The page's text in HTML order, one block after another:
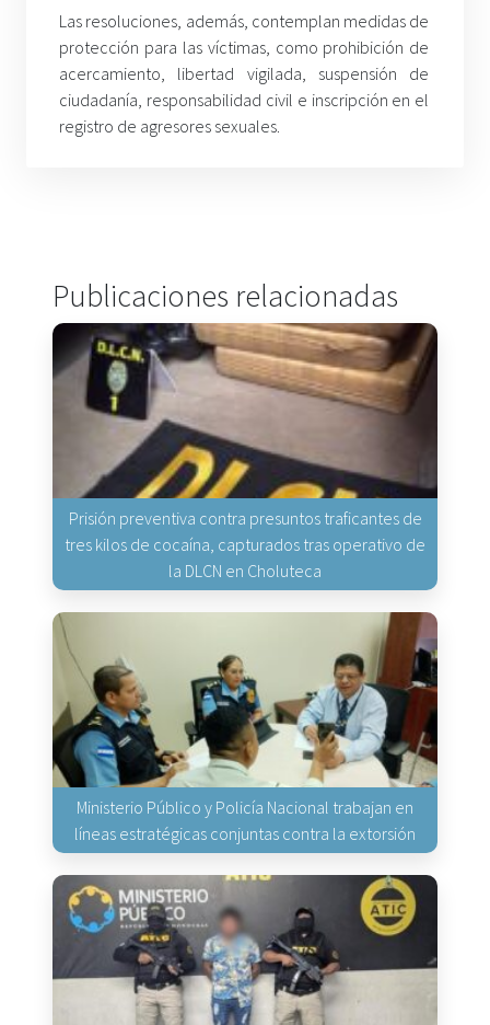
Las resoluciones, además, contemplan medidas de
protección para las víctimas, como prohibición de
acercamiento, libertad vigilada, suspensión de
ciudadanía, responsabilidad civil e inscripción en el
registro de agresores sexuales.
Publicaciones relacionadas
Prisión preventiva contra presuntos traficantes de
tres kilos de cocaína, capturados tras operativo de
la DLCN en Choluteca
Ministerio Público y Policía Nacional trabajan en
líneas estratégicas conjuntas contra la extorsión